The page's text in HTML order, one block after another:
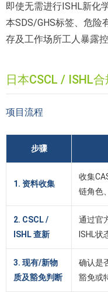
即使无需进行ISHL新化
本SDS/GHS标签、危险
存及工作场所工人暴露控
日本CSCL / ISHL
项目流程
步骤
1. 资料收集
收集
链角色
2. CSCL /
ISHL 查新
通过官
ISHL状
3. 现有/新物
质及豁免判断
确认是
豁免或